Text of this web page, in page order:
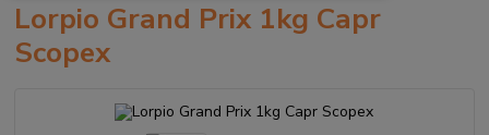
Lorpio Grand Prix 1kg Capr
Scopex